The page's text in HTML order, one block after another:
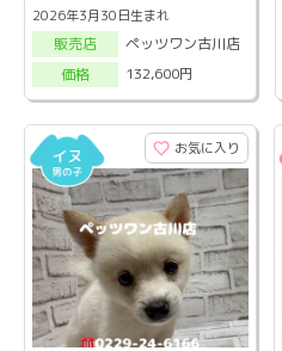
2026年3月30日生まれ
販売店
ペッツワン古川店
価格
132,600円
お気に入り